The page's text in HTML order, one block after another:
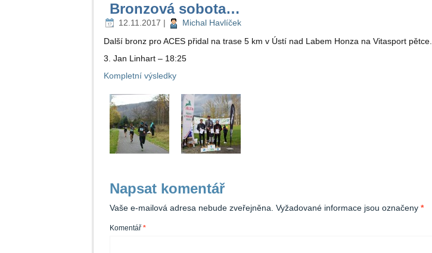
Bronzová sobota…
12.11.2017 |
Michal Havlíček
Další bronz pro ACES přidal na trase 5 km v Ústí nad Labem Honza na Vitasport pětce.
3. Jan Linhart – 18:25
Kompletní výsledky
Napsat komentář
Vaše e-mailová adresa nebude zveřejněna. Vyžadované informace jsou označeny *
Komentář *